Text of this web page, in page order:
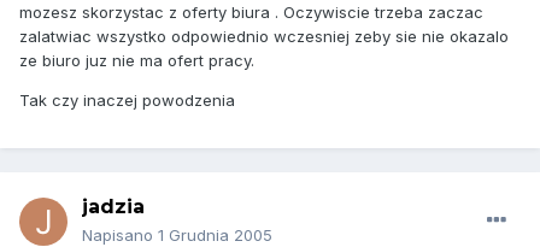
mozesz skorzystac z oferty biura . Oczywiscie trzeba zaczac
zalatwiac wszystko odpowiednio wczesniej zeby sie nie okazalo
ze biuro juz nie ma ofert pracy.
Tak czy inaczej powodzenia
jadzia
Napisano 1 Grudnia 2005